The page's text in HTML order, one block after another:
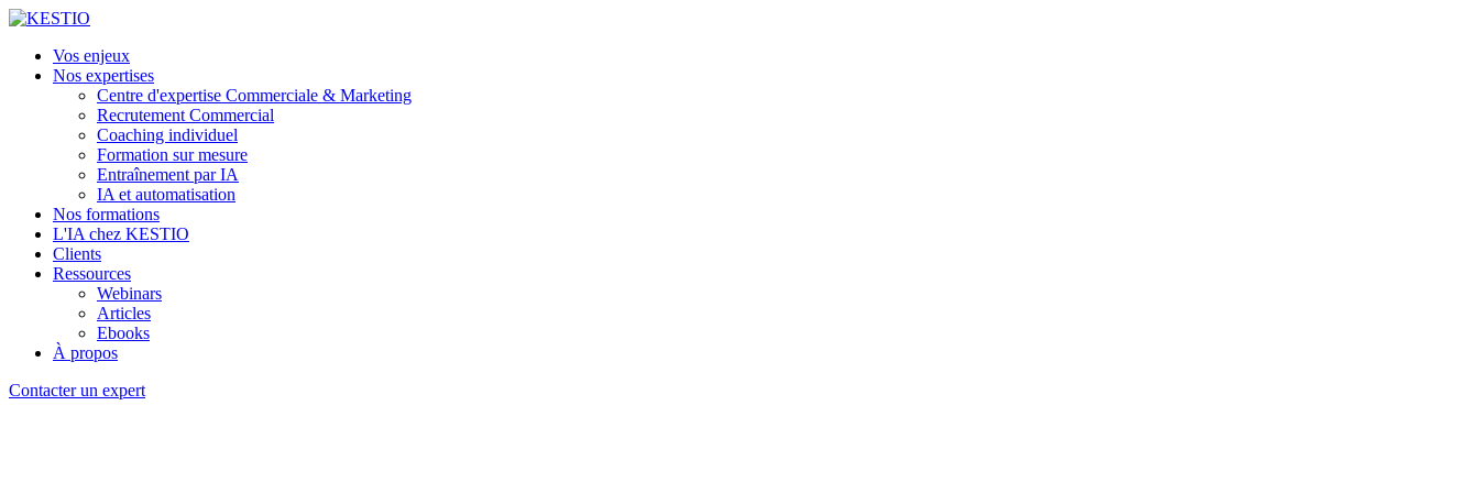
Vos enjeux
Nos expertises
Centre d'expertise Commerciale & Marketing
Recrutement Commercial
Coaching individuel
Formation sur mesure
Entraînement par IA
IA et automatisation
Nos formations
L'IA chez KESTIO
Clients
Ressources
Webinars
Articles
Ebooks
À propos
Contacter un expert